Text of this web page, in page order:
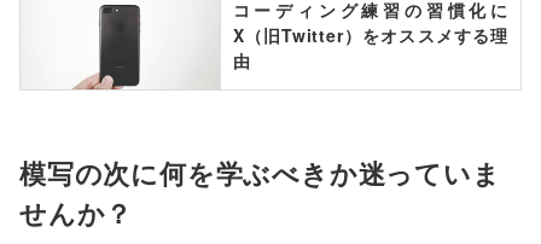
コーディング練習の習慣化に
X（旧Twitter）をオススメする理
由
模写の次に何を学ぶべきか迷っていま
せんか？